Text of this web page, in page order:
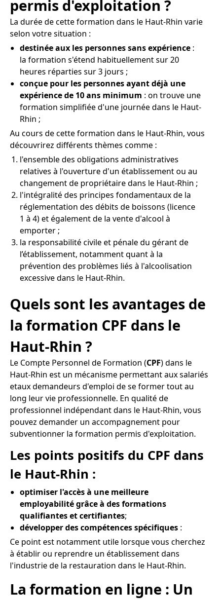
permis d'exploitation ?
La durée de cette formation dans le Haut-Rhin varie
selon votre situation :
destinée aux les personnes sans expérience :
la formation s'étend habituellement sur 20
heures réparties sur 3 jours ;
conçue pour les personnes ayant déjà une
expérience de 10 ans minimum : on trouve une
formation simplifiée d'une journée dans le Haut-
Rhin ;
Au cours de cette formation dans le Haut-Rhin, vous
découvrirez différents thèmes comme :
l'ensemble des obligations administratives
relatives à l'ouverture d'un établissement ou au
changement de propriétaire dans le Haut-Rhin ;
l'intégralité des principes fondamentaux de la
réglementation des débits de boissons (licence
1 à 4) et également de la vente d'alcool à
emporter ;
la responsabilité civile et pénale du gérant de
l’établissement, notamment quant à la
prévention des problèmes liés à l'alcoolisation
excessive dans le Haut-Rhin.
Quels sont les avantages de
la formation CPF dans le
Haut-Rhin ?
Le Compte Personnel de Formation (CPF) dans le
Haut-Rhin est un mécanisme permettant aux salariés
etaux demandeurs d'emploi de se former tout au
long leur vie professionnelle. En qualité de
professionnel indépendant dans le Haut-Rhin, vous
pouvez demander un accompagnement pour
subventionner la formation permis d'exploitation.
Les points positifs du CPF dans
le Haut-Rhin :
optimiser l'accès à une meilleure
employabilité grâce à des formations
qualifiantes et certifiantes;
développer des compétences spécifiques :
Ce point est notamment utile lorsque vous cherchez
à établir ou reprendre un établissement dans
l'industrie de la restauration dans le Haut-Rhin.
La formation en ligne : Un